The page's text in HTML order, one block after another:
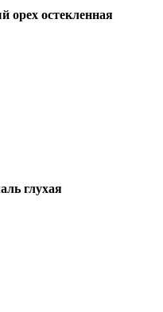
орех остекленная
глухая